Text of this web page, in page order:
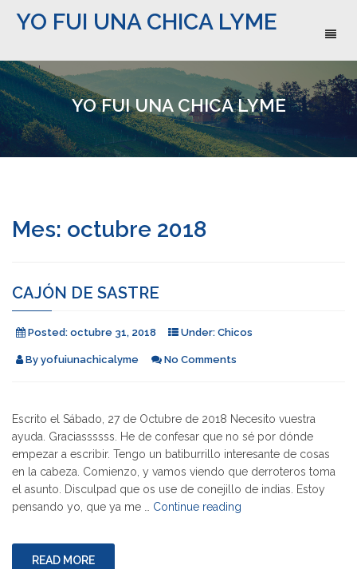
YO FUI UNA CHICA LYME
YO FUI UNA CHICA LYME
Mes: octubre 2018
CAJÓN DE SASTRE
Posted: octubre 31, 2018 Under: Chicos
By yofuiunachicalyme No Comments
Escrito el Sábado, 27 de Octubre de 2018 Necesito vuestra
ayuda. Graciassssss. He de confesar que no sé por dónde
empezar a escribir. Tengo un batiburrillo interesante de cosas
en la cabeza. Comienzo, y vamos viendo que derroteros toma
el asunto. Disculpad que os use de conejillo de indias. Estoy
pensando yo, que ya me … Continue reading
READ MORE